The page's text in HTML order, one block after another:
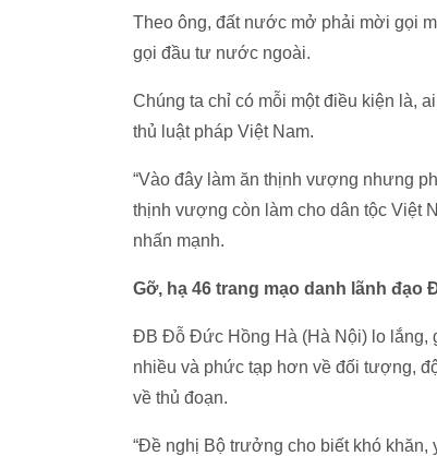
Theo ông, đất nước mở phải mời gọi
gọi đầu tư nước ngoài.
Chúng ta chỉ có mỗi một điều kiện là,
thủ luật pháp Việt Nam.
“Vào đây làm ăn thịnh vượng nhưng
thịnh vượng còn làm cho dân tộc Việt
nhấn mạnh.
Gỡ, hạ 46 trang mạo danh lãnh đạo
ĐB Đỗ Đức Hồng Hà (Hà Nội) lo lắng,
nhiều và phức tạp hơn về đối tượng,
về thủ đoạn.
“Đề nghị Bộ trưởng cho biết khó khăn,